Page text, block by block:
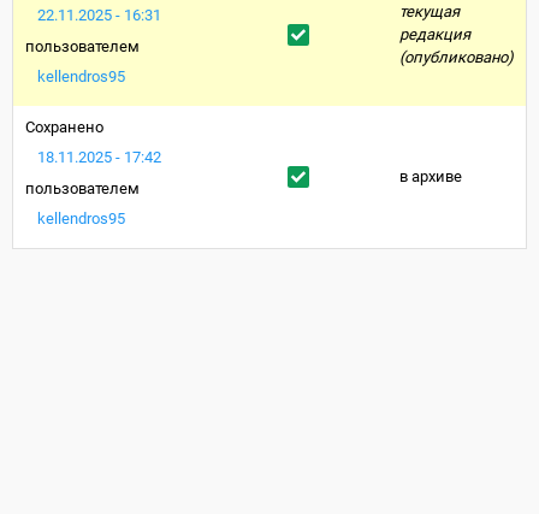
22.11.2025 - 16:31
пользователем
kellendros95
текущая
редакция
(опубликовано)
Сохранено
18.11.2025 - 17:42
пользователем
kellendros95
в архиве